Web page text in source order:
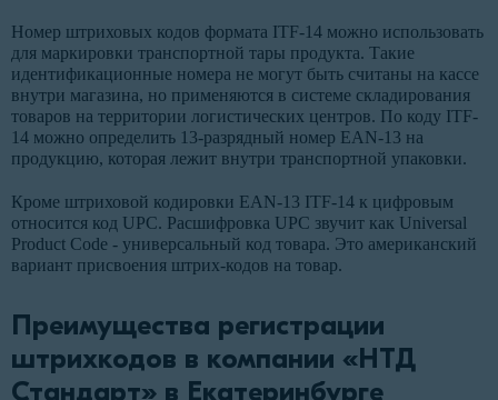
Номер штриховых кодов формата ITF-14 можно использовать
для маркировки транспортной тары продукта. Такие
идентификационные номера не могут быть считаны на кассе
внутри магазина, но применяются в системе складирования
товаров на территории логистических центров. По коду ITF-
14 можно определить 13-разрядный номер EAN-13 на
продукцию, которая лежит внутри транспортной упаковки.
Кроме штриховой кодировки EAN-13 ITF-14 к цифровым
относится код UPC. Расшифровка UPC звучит как Universal
Product Code - универсальный код товара. Это американский
вариант присвоения штрих-кодов на товар.
Преимущества регистрации
штрихкодов в компании «НТД
Стандарт» в Екатеринбурге